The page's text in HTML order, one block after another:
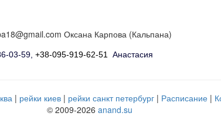
Оксана Карпова (Кальпана)
03-59, +38-095-919-62-51 Анастасия
рейки киев рейки санкт петербург Расписание
© 2009-2026 anand.su